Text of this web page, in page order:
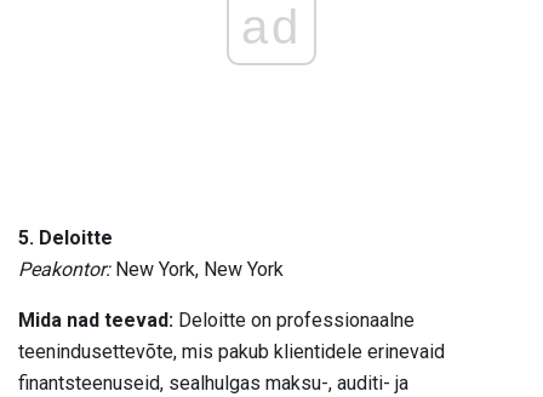
ad
5. Deloitte
Peakontor:New York, New York
Mida nad teevad: Deloitte on professionaalne
teenindusettevõte, mis pakub klientidele erinevaid
finantsteenuseid, sealhulgas maksu-, auditi- ja